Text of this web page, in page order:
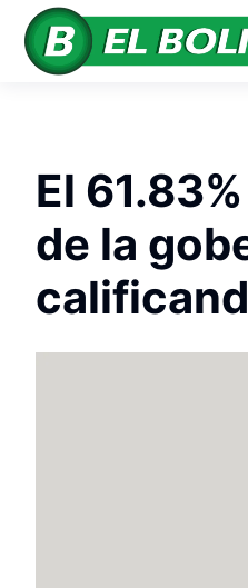
El
de la